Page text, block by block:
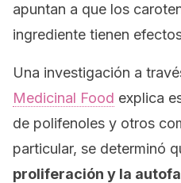
apuntan a que los
ingrediente tienen
Una investigación a
Medicinal Food explica
de polifenoles y otros
particular, se determinó
proliferación y la